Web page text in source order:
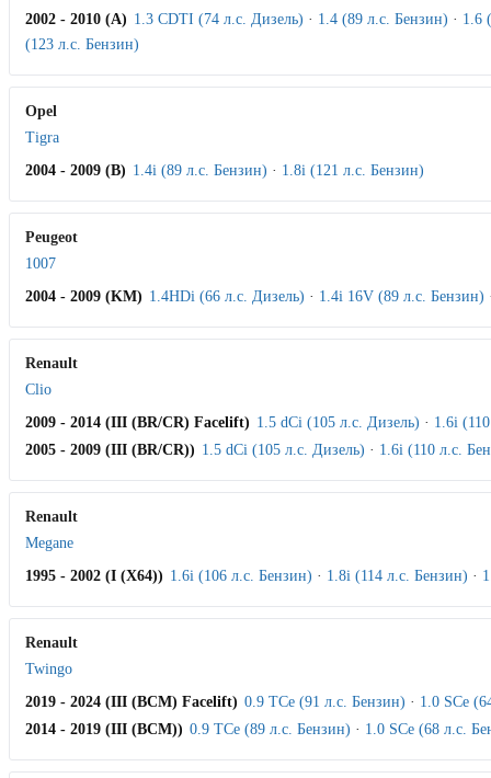
2002 - 2010 (A) 1.3 CDTI (74 л.с. Дизель) · 1.4 (89 л.с. Бензин) · 1.6
(123 л.с. Бензин)
Opel
Tigra
2004 - 2009 (B) 1.4i (89 л.с. Бензин) · 1.8i (121 л.с. Бензин)
Peugeot
1007
2004 - 2009 (KM) 1.4HDi (66 л.с. Дизель) · 1.4i 16V (89 л.с. Бензин)
Renault
Clio
2009 - 2014 (III (BR/CR) Facelift) 1.5 dCi (105 л.с. Дизель) · 1.6i
2005 - 2009 (III (BR/CR)) 1.5 dCi (105 л.с. Дизель) · 1.6i (110 л.с.
Renault
Megane
1995 - 2002 (I (X64)) 1.6i (106 л.с. Бензин) · 1.8i (114 л.с. Бензин) ·
Renault
Twingo
2019 - 2024 (III (BCM) Facelift) 0.9 TCe (91 л.с. Бензин) · 1.0 SCe
2014 - 2019 (III (BCM)) 0.9 TCe (89 л.с. Бензин) · 1.0 SCe (68 л.с.